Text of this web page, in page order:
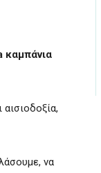
καμπάνια
να